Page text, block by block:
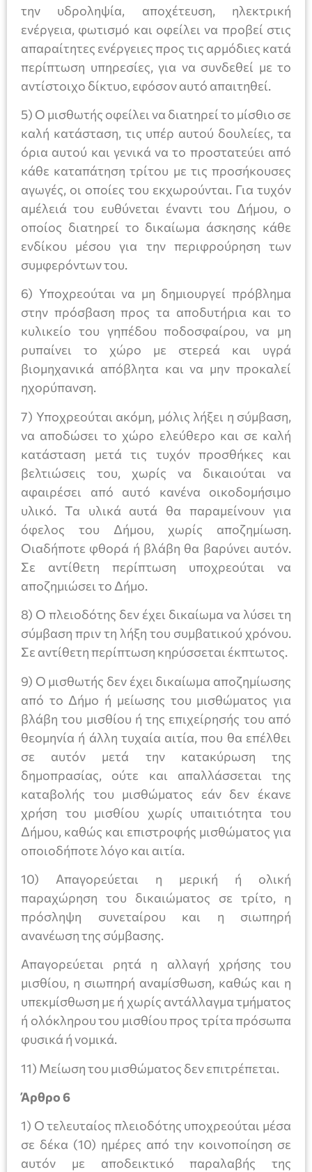
την υδροληψία, αποχέτευση, ηλεκτρική
ενέργεια, φωτισμό και οφείλει να προβεί στις
απαραίτητες ενέργειες προς τις αρμόδιες κατά
περίπτωση υπηρεσίες, για να συνδεθεί με το
αντίστοιχο δίκτυο, εφόσον αυτό απαιτηθεί.
5) Ο μισθωτής οφείλει να διατηρεί το μίσθιο σε
καλή κατάσταση, τις υπέρ αυτού δουλείες, τα
όρια αυτού και γενικά να το προστατεύει από
κάθε καταπάτηση τρίτου με τις προσήκουσες
αγωγές, οι οποίες του εκχωρούνται. Για τυχόν
αμέλειά του ευθύνεται έναντι του Δήμου, ο
οποίος διατηρεί το δικαίωμα άσκησης κάθε
ενδίκου μέσου για την περιφρούρηση των
συμφερόντων του.
6) Υποχρεούται να μη δημιουργεί πρόβλημα
στην πρόσβαση προς τα αποδυτήρια και το
κυλικείο του γηπέδου ποδοσφαίρου, να μη
ρυπαίνει το χώρο με στερεά και υγρά
βιομηχανικά απόβλητα και να μην προκαλεί
ηχορύπανση.
7) Υποχρεούται ακόμη, μόλις λήξει η σύμβαση,
να αποδώσει το χώρο ελεύθερο και σε καλή
κατάσταση μετά τις τυχόν προσθήκες και
βελτιώσεις του, χωρίς να δικαιούται να
αφαιρέσει από αυτό κανένα οικοδομήσιμο
υλικό. Τα υλικά αυτά θα παραμείνουν για
όφελος του Δήμου, χωρίς αποζημίωση.
Οιαδήποτε φθορά ή βλάβη θα βαρύνει αυτόν.
Σε αντίθετη περίπτωση υποχρεούται να
αποζημιώσει το Δήμο.
8) Ο πλειοδότης δεν έχει δικαίωμα να λύσει τη
σύμβαση πριν τη λήξη του συμβατικού χρόνου.
Σε αντίθετη περίπτωση κηρύσσεται έκπτωτος.
9) Ο μισθωτής δεν έχει δικαίωμα αποζημίωσης
από το Δήμο ή μείωσης του μισθώματος για
βλάβη του μισθίου ή της επιχείρησής του από
θεομηνία ή άλλη τυχαία αιτία, που θα επέλθει
σε αυτόν μετά την κατακύρωση της
δημοπρασίας, ούτε και απαλλάσσεται της
καταβολής του μισθώματος εάν δεν έκανε
χρήση του μισθίου χωρίς υπαιτιότητα του
Δήμου, καθώς και επιστροφής μισθώματος για
οποιοδήποτε λόγο και αιτία.
10) Απαγορεύεται η μερική ή ολική
παραχώρηση του δικαιώματος σε τρίτο, η
πρόσληψη συνεταίρου και η σιωπηρή
ανανέωση της σύμβασης.
Απαγορεύεται ρητά η αλλαγή χρήσης του
μισθίου, η σιωπηρή αναμίσθωση, καθώς και η
υπεκμίσθωση με ή χωρίς αντάλλαγμα τμήματος
ή ολόκληρου του μισθίου προς τρίτα πρόσωπα
φυσικά ή νομικά.
11) Μείωση του μισθώματος δεν επιτρέπεται.
Άρθρο 6
1) Ο τελευταίος πλειοδότης υποχρεούται μέσα
σε δέκα (10) ημέρες από την κοινοποίηση σε
αυτόν με αποδεικτικό παραλαβής της